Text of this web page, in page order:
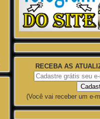
RECEBA AS
(Você vai receber um e-